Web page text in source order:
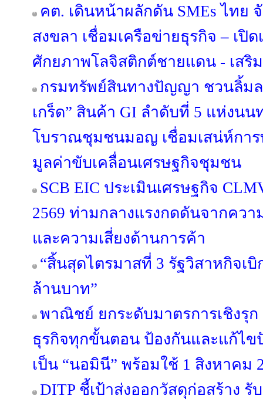
คต. เดินหน้าผลักดัน SMEs ไทย
สงขลา เชื่อมเครือข่ายธุรกิจ – เปิ
ศักยภาพโลจิสติกต์ชายแดน - เสริ
กรมทรัพย์สินทางปัญญา ชวนลิ้มล
เกร็ด” สินค้า GI ลำดับที่ 5 แห่งน
โบราณชุมชนมอญ เชื่อมเสน่ห์การท่
มูลค่าขับเคลื่อนเศรษฐกิจชุมชน
SCB EIC ประเมินเศรษฐกิจ
2569 ท่ามกลางแรงกดดันจากคว
และความเสี่ยงด้านการค้า
“สิ้นสุดไตรมาสที่ 3 รัฐวิสาหกิจเ
ล้านบาท”
พาณิชย์ ยกระดับมาตรการเชิงรุก
ธุรกิจทุกขั้นตอน ป้องกันและแก้ไ
เป็น “นอมินี” พร้อมใช้ 1 สิงหาคม
DITP ชี้เป้าส่งออกวัสดุก่อสร้าง